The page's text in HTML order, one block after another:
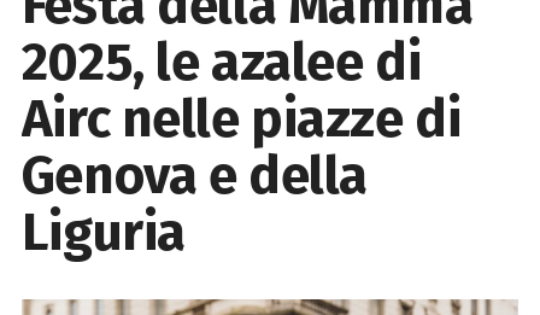
2025, le azalee di
Airc nelle piazze di
Genova e della
Liguria